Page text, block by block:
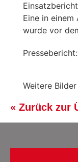
Eine in einem
wurde vor
Pressebericht:
Weitere
« Zurück zur